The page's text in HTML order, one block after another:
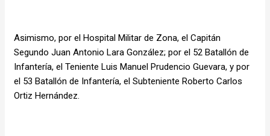
Asimismo, por el Hospital Militar de Zona, el Capitán
Segundo Juan Antonio Lara González; por el 52 Batallón de
Infantería, el Teniente Luis Manuel Prudencio Guevara, y por
el 53 Batallón de Infantería, el Subteniente Roberto Carlos
Ortiz Hernández.